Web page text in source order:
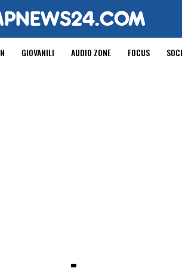
GIOVANILI AUDIO ZONE FOCUS